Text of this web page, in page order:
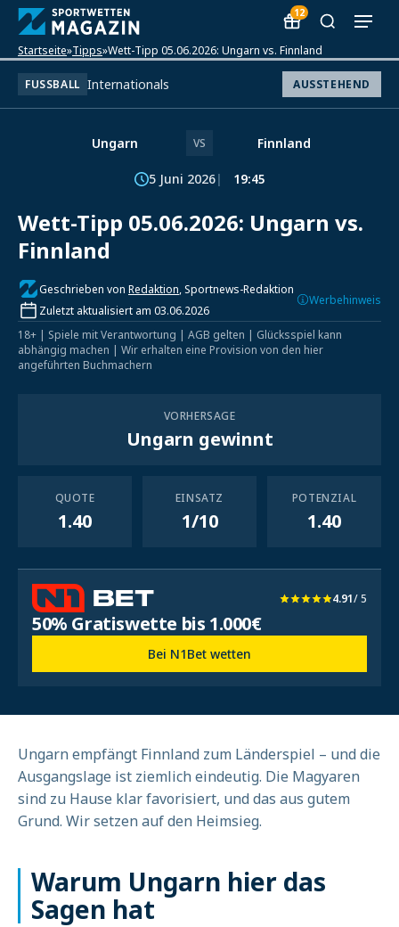
12
Startseite»Tipps»Wett-Tipp 05.06.2026: Ungarn vs. Finnland
FUSSBALL Internationals AUSSTEHEND
Ungarn VS Finnland
5 Juni 2026 19:45
Wett-Tipp 05.06.2026: Ungarn vs.
Finnland
Geschrieben von Redaktion, Sportnews-Redaktion
Zuletzt aktualisiert am 03.06.2026
Werbehinweis
18+ | Spiele mit Verantwortung | AGB gelten | Glücksspiel kann
abhängig machen | Wir erhalten eine Provision von den hier
angeführten Buchmachern
VORHERSAGE
Ungarn gewinnt
QUOTE
1.40
EINSATZ
1/10
POTENZIAL
1.40
4.91/ 5
50% Gratiswette bis 1.000€
Bei N1Bet wetten
Ungarn empfängt Finnland zum Länderspiel – und die
Ausgangslage ist ziemlich eindeutig. Die Magyaren
sind zu Hause klar favorisiert, und das aus gutem
Grund. Wir setzen auf den Heimsieg.
Warum Ungarn hier das
Sagen hat